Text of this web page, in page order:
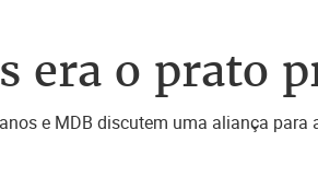
era o prato
e MDB discutem uma aliança